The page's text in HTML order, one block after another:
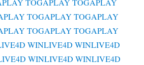
TOGAPLAY TOGAPLAY
TOGAPLAY TOGAPLAY
TOGAPLAY TOGAPLAY
WINLIVE4D WINLIVE4D
WINLIVE4D WINLIVE4D